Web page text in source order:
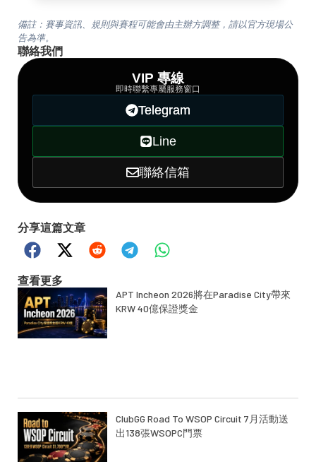
備註：賽事資訊、規則與賽程可能會由主辦方調整，請以官方現場公
告為準。
聯絡我們
VIP 專線
即時聯繫專屬服務窗口
Telegram
Line
聯絡信箱
分享這篇文章
查看更多
APT Incheon 2026將在Paradise City帶來
KRW 40億保證獎金
ClubGG Road To WSOP Circuit 7月活動送
出138張WSOPC門票